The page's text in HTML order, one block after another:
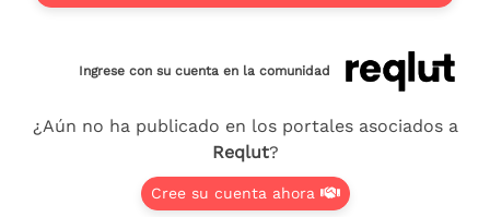
Ingrese con su cuenta en la comunidad
¿Aún no ha publicado en los portales asociados a
Reqlut?
Cree su cuenta ahora